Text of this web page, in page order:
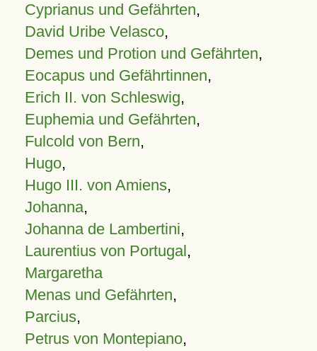
Cyprianus und Gefährten,
David Uribe Velasco,
Demes und Protion und Gefährten,
Eocapus und Gefährtinnen,
Erich II. von Schleswig,
Euphemia und Gefährten,
Fulcold von Bern,
Hugo,
Hugo III. von Amiens,
Johanna,
Johanna de Lambertini,
Laurentius von Portugal,
Margaretha
Menas und Gefährten,
Parcius,
Petrus von Montepiano,